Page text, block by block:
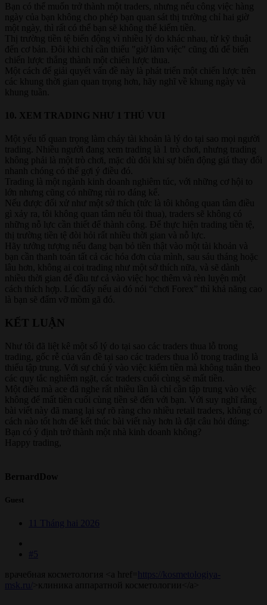
Bạn có thể muốn trở thành một traders, nhưng nếu công việc hàng
ngày của bạn không cho phép bạn quan sát thị trường chỉ hai giờ
một ngày, thì rất có thể bạn sẽ không thể kiếm tiền.
Thị trường tiền tệ biến động vì nhiều lý do khác nhau, từ kỹ thuật
đến cơ bản. Đôi khi chỉ cần thiếu "giờ làm việc" cũng đủ để biến
chiến lược thắng thành một chiến lược thua.
Một cách để giải quyết vấn đề này là phát triển một chiến lược trên
các khung thời gian quan trọng hơn, hãy nghĩ về khung ngày và
khung tuần.
10. XEM TRADING NHƯ 1 THÚ VUI​
Một yếu tố quan trọng làm cháy tài khoản là lý do tại sao mọi người
trading. Nhiều người đang xem trading là 1 trò chơi, nhưng trading
không phải là một trò chơi, mặc dù đôi khi sự biến động giá thay đổi
nhanh chóng có thể gợi ý điều đó.
Trading là một ngành kinh doanh nghiêm túc, với những cơ hội to
lớn nhưng cũng có những rủi ro đáng kể.
Nếu được đối xử như một sở thích (tức là tôi không quan tâm điều
gì xảy ra, tôi không quan tâm nếu tôi thua), traders sẽ không có
những nỗ lực cần thiết để thành công. Để thực hiện trading tiền tệ,
thị trường tiền tệ đòi hỏi rất nhiều thời gian và nỗ lực.
Hãy tưởng tượng nếu đang bạn bỏ tiền thật vào một tài khoản và
bạn cần thanh toán tất cả các hóa đơn của mình, sau sáu tháng hoặc
lâu hơn, không ai coi trading như một sở thích nữa, và sẽ dành
nhiều thời gian để đầu tư cả vào việc học thêm và rèn luyện một
cách thích hợp. Lúc đấy nếu ai đó nói “chơi Forex” thì khả năng cao
là bạn sẽ đấm vỡ mồm gã đó.
KẾT LUẬN​
Như tôi đã liệt kê một số lý do tại sao các traders thua lỗ trong
trading, gốc rễ của vấn đề tại sao các traders thua lỗ trong trading là
thiếu tập trung. Với sự chú ý vào việc kiếm tiền mà không tuân theo
các quy tắc nghiêm ngặt, các traders cuối cùng sẽ mất tiền.
Một điều mà ace đã nghe rất nhiều lần là chỉ cần tập trung vào việc
không để mất tiền cuối cùng tiền sẽ đến với bạn. Với suy nghĩ rằng
bài viết này đã mang lại sự rõ ràng cho nhiều retail traders, không có
cách nào tốt hơn để kết thúc bài viết này hơn là đặt câu hỏi đúng:
Bạn có ý định trở thành một nhà kinh doanh không?
Happy trading,
BernardDow
Guest
11 Tháng hai 2026
#5
врачебная косметология <a href=
https://kosmetologiya-
msk.ru/
>клиника аппаратной косметологии</a>